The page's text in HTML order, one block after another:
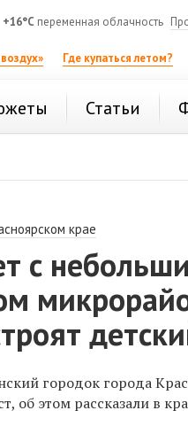
+16°C переменная облачность
Где купаться летом?
Статьи
крае
с
городок города
об этом рассказали в